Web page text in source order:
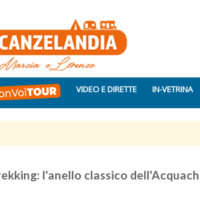
VIDEO E DIRETTE IN-VETRINA
l'anello classico